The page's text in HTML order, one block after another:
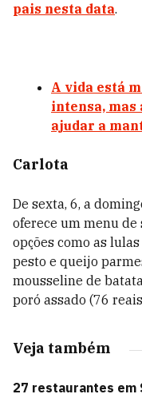
pais nesta data.
A vida está
intensa, mas
ajudar a
Carlota
De sexta, 6, a
oferece um menu de
opções como as lulas
pesto e queijo
mousseline de
poró assado (76
Veja também
27 restaurantes em